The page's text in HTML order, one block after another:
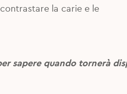
la carie e le
sapere quando tornerà